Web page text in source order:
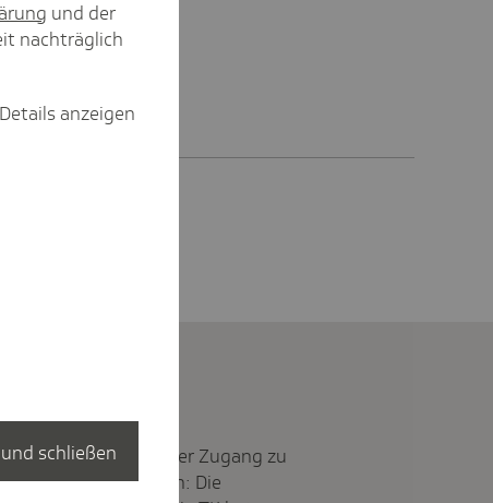
der Zugang zu
Transformation: Die
und der
nachträglich
Details anzeigen
schließen